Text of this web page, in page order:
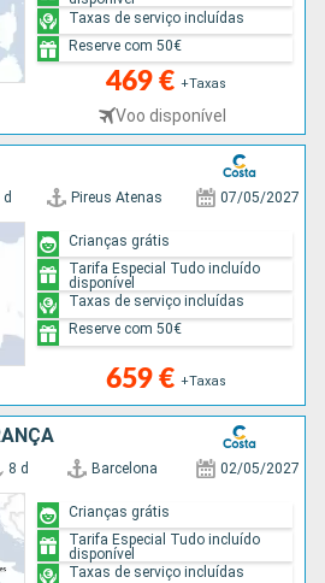
469 € +Taxas
Voo disponível
Taxas de serviço incluídas
Reserve com 50€
d Pireus Atenas 07/05/2027
659 € +Taxas
Crianças grátis
Tarifa Especial Tudo incluído
disponível
Taxas de serviço incluídas
Reserve com 50€
8 d Barcelona 02/05/2027
Crianças grátis
Tarifa Especial Tudo incluído
disponível
Taxas de serviço incluídas